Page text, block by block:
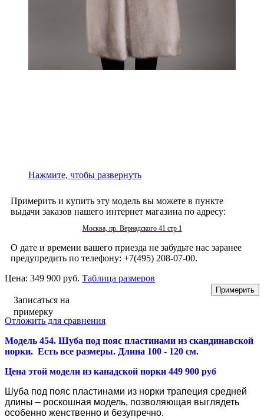
Нажмите, чтобы развернуть
Примерить и купить эту модель вы можете в пункте
выдачи заказов нашего интернет магазина по адресу:
Москва, пр. Вернадского 41 стр 1
О дате и времени вашего приезда не забудьте нас заранее
предупредить по телефону: +7(495) 208-07-00.
Цена: 349 900 руб. Таблица размеров
Записаться на
примерку
Отложить для сравнения
Модель 454. Шуба под пояс пластинами из скандинавской
норки. Есть все размеры. Длина 100 - 120 см.
Цена этой модели из канадской норки 449 900 руб
Шуба под пояс пластинами из норки трапеция средней
длины – роскошная модель, позволяющая выглядеть
особенно женственно и безупречно.